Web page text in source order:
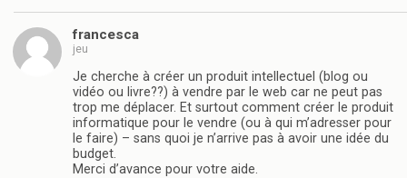
francesca
jeu
Je cherche à créer un produit intellectuel (blog ou
vidéo ou livre??) à vendre par le web car ne peut pas
trop me déplacer. Et surtout comment créer le produit
informatique pour le vendre (ou à qui m’adresser pour
le faire) – sans quoi je n’arrive pas à avoir une idée du
budget.
Merci d’avance pour votre aide.